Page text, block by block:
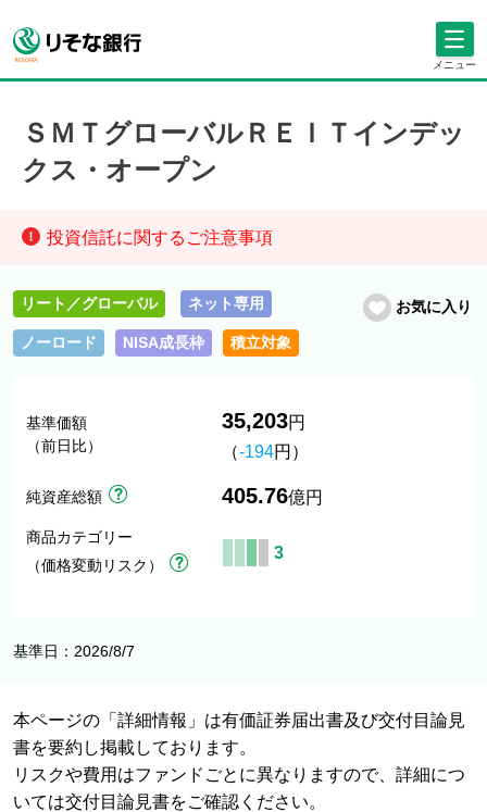
メニュー
ＳＭＴグローバルＲＥＩＴインデッ
クス・オープン
投資信託に関するご注意事項
リート／グローバル ネット専用
ノーロード NISA成長枠 積立対象
お気に入り
基準価額
（前日比）
35,203円
（-194円）
純資産総額 405.76億円
商品カテゴリー
（価格変動リスク）
3
基準日：2026/8/7
本ページの「詳細情報」は有価証券届出書及び交付目論見
書を要約し掲載しております。
リスクや費用はファンドごとに異なりますので、詳細につ
いては交付目論見書をご確認ください。